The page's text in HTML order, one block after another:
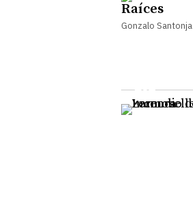
Raíces
Gonzalo Santonja